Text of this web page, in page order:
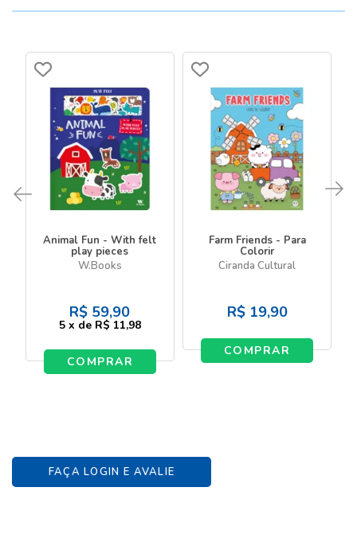
Animal Fun - With felt
play pieces
W.Books
R$ 59,90
5 x de R$ 11,98
COMPRAR
Farm Friends - Para
Colorir
Ciranda Cultural
R$ 19,90
COMPRAR
FAÇA LOGIN E AVALIE